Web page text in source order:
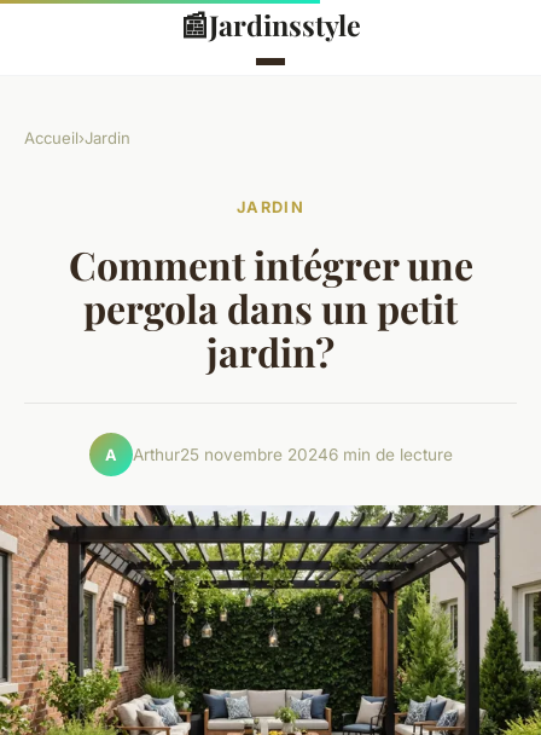
📰Jardinsstyle
Accueil›Jardin
JARDIN
Comment intégrer une
pergola dans un petit
jardin?
A Arthur25 novembre 20246 min de lecture